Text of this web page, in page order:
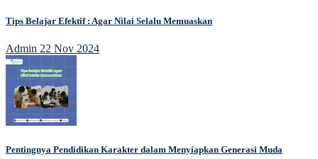
Tips Belajar Efektif : Agar Nilai Selalu Memuaskan
Admin 22 Nov 2024
Pentingnya Pendidikan Karakter dalam Menyiapkan Generasi Muda